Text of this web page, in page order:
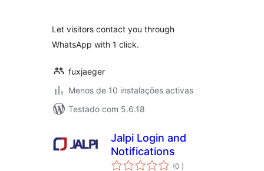
Let visitors contact you through
WhatsApp with 1 click.
fuxjaeger
Menos de 10 instalações activas
Testado com 5.6.18
Jalpi Login and
Notifications
(0 classificações
)